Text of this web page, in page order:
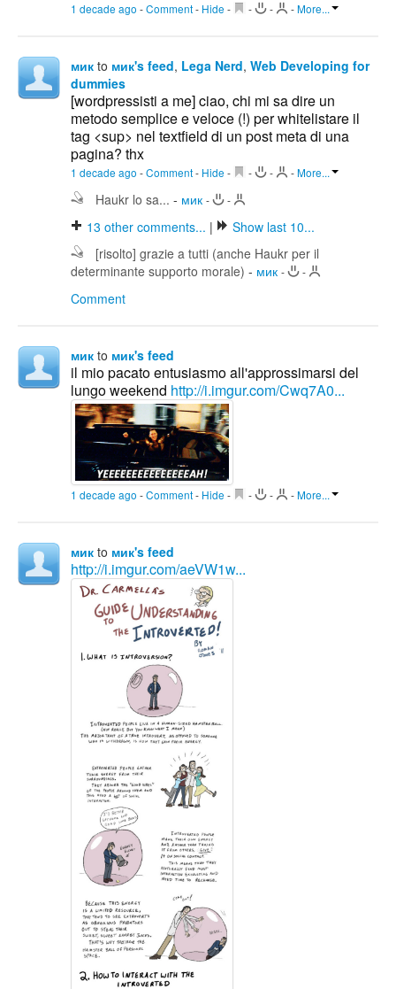
1 decade ago -Comment- Hide - - - -More...
мик to мик's feed, Lega Nerd, Web Developing for
dummies
[wordpressisti a me] ciao, chi mi sa dire un
metodo semplice e veloce (!) per whitelistare il
tag <sup> nel textfield di un post meta di una
pagina? thx
1 decade ago -Comment- Hide - - - -More...
Haukr lo sa... - мик - -
13 other comments... |
Show last 10...
[risolto] grazie a tutti (anche Haukr per il
determinante supporto morale) - мик - -
Comment
мик to мик's feed
il mio pacato entusiasmo all'approssimarsi del
lungo weekend http://i.imgur.com/Cwq7A0...
1 decade ago -Comment- Hide - - - -More...
мик to мик's feed
http://i.imgur.com/aeVW1w...